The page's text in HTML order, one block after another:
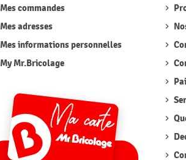
Mes commandes
Mes adresses
Mes informations personnelles
My Mr.Bricolage